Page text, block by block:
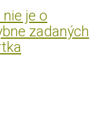
je o
zadaných